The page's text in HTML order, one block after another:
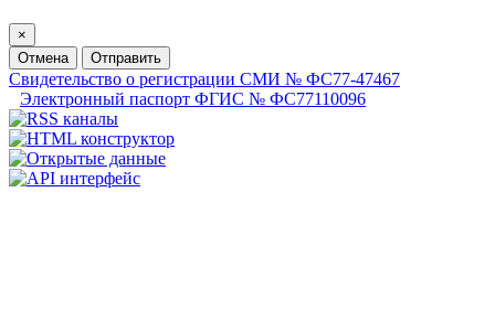
×
Отмена
Отправить
Свидетельство о регистрации СМИ № ФС77-47467
Электронный паспорт ФГИС № ФС77110096